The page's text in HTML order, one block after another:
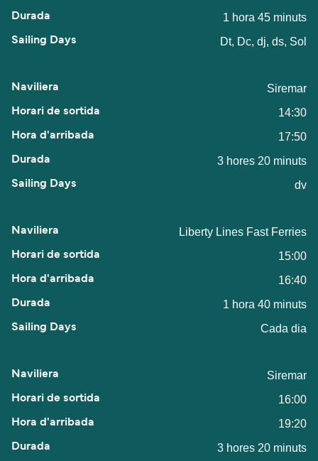
1 hora 45 minuts
Dt, Dc, dj, ds, Sol
Siremar
14:30
17:50
3 hores 20 minuts
dv
Liberty Lines Fast Ferries
15:00
16:40
1 hora 40 minuts
Cada dia
Siremar
16:00
19:20
3 hores 20 minuts